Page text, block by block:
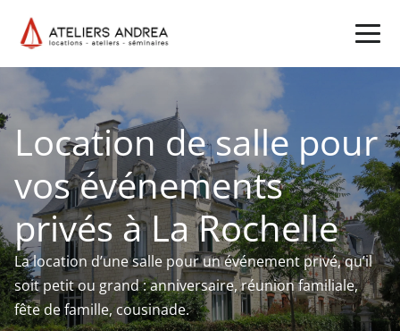
Location de salle pour
vos événements
privés à La Rochelle
La location d’une salle pour un événement privé, qu’il
soit petit ou grand : anniversaire, réunion familiale,
fête de famille, cousinade.